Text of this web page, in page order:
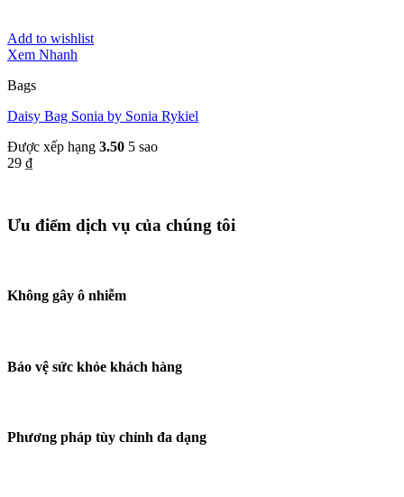
Add to wishlist
Xem Nhanh
Bags
Daisy Bag Sonia by Sonia Rykiel
Được xếp hạng 3.50 5 sao
29 ₫
Ưu điểm dịch vụ của chúng tôi
Không gây ô nhiễm
Bảo vệ sức khỏe khách hàng
Phương pháp tùy chỉnh đa dạng